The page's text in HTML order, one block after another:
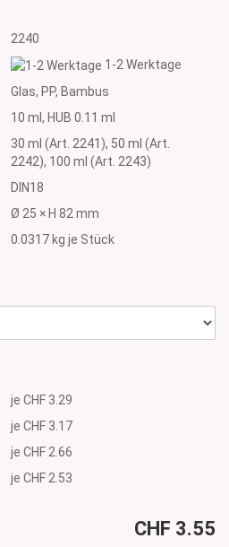
2240
1-2 Werktage
Glas, PP, Bambus
10 ml, HUB 0.11 ml
30 ml (Art. 2241), 50 ml (Art.
2242), 100 ml (Art. 2243)
DIN18
Ø 25 × H 82 mm
0.0317 kg je Stück
je CHF 3.29
je CHF 3.17
je CHF 2.66
je CHF 2.53
CHF 3.55